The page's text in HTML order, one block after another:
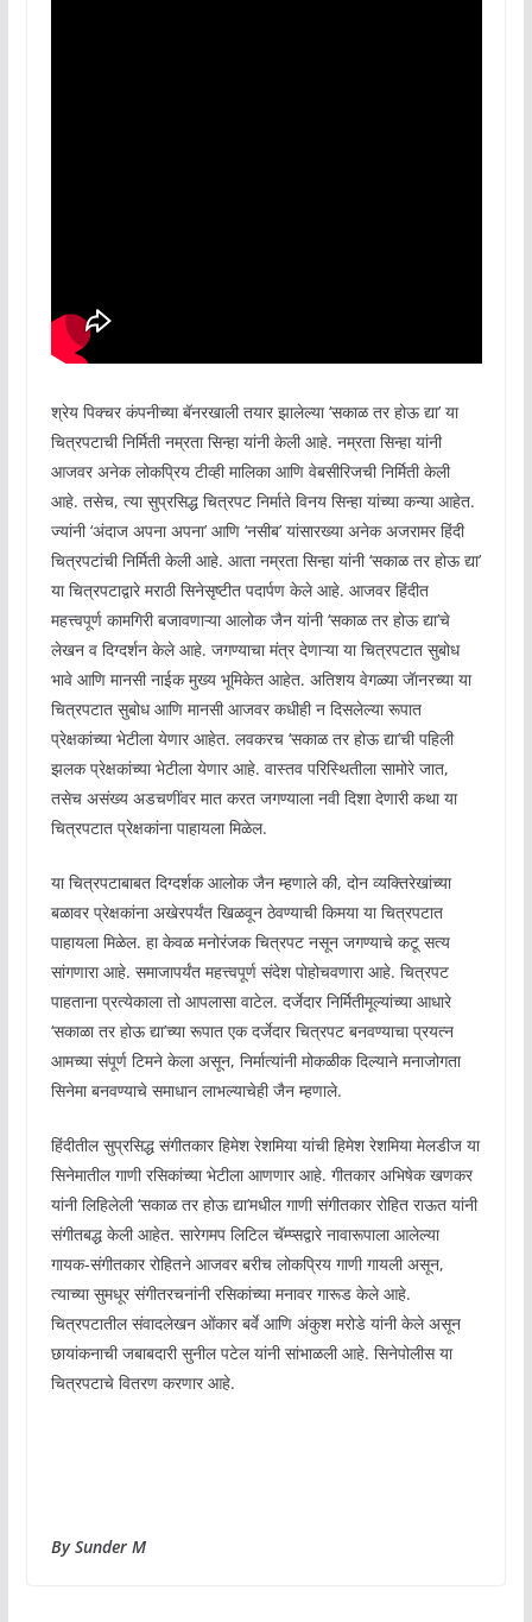
श्रेय पिक्चर कंपनीच्या बॅनरखाली तयार झालेल्या ‘सकाळ तर होऊ द्या’ या
चित्रपटाची निर्मिती नम्रता सिन्हा यांनी केली आहे. नम्रता सिन्हा यांनी
आजवर अनेक लोकप्रिय टीव्ही मालिका आणि वेबसीरिजची निर्मिती केली
आहे. तसेच, त्या सुप्रसिद्ध चित्रपट निर्माते विनय सिन्हा यांच्या कन्या आहेत.
ज्यांनी ‘अंदाज अपना अपना’ आणि ‘नसीब’ यांसारख्या अनेक अजरामर हिंदी
चित्रपटांची निर्मिती केली आहे. आता नम्रता सिन्हा यांनी ‘सकाळ तर होऊ द्या’
या चित्रपटाद्वारे मराठी सिनेसृष्टीत पदार्पण केले आहे. आजवर हिंदीत
महत्त्वपूर्ण कामगिरी बजावणाऱ्या आलोक जैन यांनी ‘सकाळ तर होऊ द्या’चे
लेखन व दिग्दर्शन केले आहे. जगण्याचा मंत्र देणाऱ्या या चित्रपटात सुबोध
भावे आणि मानसी नाईक मुख्य भूमिकेत आहेत. अतिशय वेगळ्या जॅानरच्या या
चित्रपटात सुबोध आणि मानसी आजवर कधीही न दिसलेल्या रूपात
प्रेक्षकांच्या भेटीला येणार आहेत. लवकरच ‘सकाळ तर होऊ द्या’ची पहिली
झलक प्रेक्षकांच्या भेटीला येणार आहे. वास्तव परिस्थितीला सामोरे जात,
तसेच असंख्य अडचणींवर मात करत जगण्याला नवी दिशा देणारी कथा या
चित्रपटात प्रेक्षकांना पाहायला मिळेल.
या चित्रपटाबाबत दिग्दर्शक आलोक जैन म्हणाले की, दोन व्यक्तिरेखांच्या
बळावर प्रेक्षकांना अखेरपर्यंत खिळवून ठेवण्याची किमया या चित्रपटात
पाहायला मिळेल. हा केवळ मनोरंजक चित्रपट नसून जगण्याचे कटू सत्य
सांगणारा आहे. समाजापर्यंत महत्त्वपूर्ण संदेश पोहोचवणारा आहे. चित्रपट
पाहताना प्रत्येकाला तो आपलासा वाटेल. दर्जेदार निर्मितीमूल्यांच्या आधारे
‘सकाळा तर होऊ द्या’च्या रूपात एक दर्जेदार चित्रपट बनवण्याचा प्रयत्न
आमच्या संपूर्ण टिमने केला असून, निर्मात्यांनी मोकळीक दिल्याने मनाजोगता
सिनेमा बनवण्याचे समाधान लाभल्याचेही जैन म्हणाले.
हिंदीतील सुप्रसिद्ध संगीतकार हिमेश रेशमिया यांची हिमेश रेशमिया मेलडीज या
सिनेमातील गाणी रसिकांच्या भेटीला आणणार आहे. गीतकार अभिषेक खणकर
यांनी लिहिलेली ‘सकाळ तर होऊ द्या’मधील गाणी संगीतकार रोहित राऊत यांनी
संगीतबद्ध केली आहेत. सारेगमप लिटिल चॅम्प्सद्वारे नावारूपाला आलेल्या
गायक-संगीतकार रोहितने आजवर बरीच लोकप्रिय गाणी गायली असून,
त्याच्या सुमधूर संगीतरचनांनी रसिकांच्या मनावर गारूड केले आहे.
चित्रपटातील संवादलेखन ओंकार बर्वे आणि अंकुश मरोडे यांनी केले असून
छायांकनाची जबाबदारी सुनील पटेल यांनी सांभाळली आहे. सिनेपोलीस या
चित्रपटाचे वितरण करणार आहे.
By Sunder M